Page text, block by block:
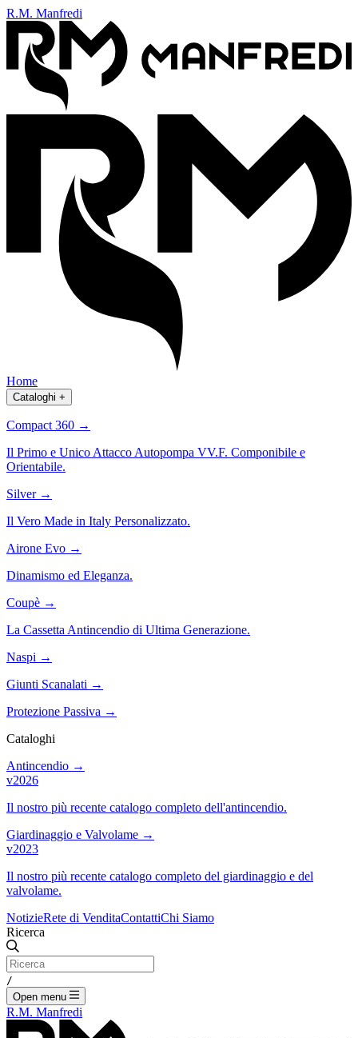
R.M. Manfredi
Home
Cataloghi +
Compact 360 →
Il Primo e Unico Attacco Autopompa VV.F. Componibile e
Orientabile.
Silver →
Il Vero Made in Italy Personalizzato.
Airone Evo →
Dinamismo ed Eleganza.
Coupè →
La Cassetta Antincendio di Ultima Generazione.
Naspi →
Giunti Scanalati →
Protezione Passiva →
Cataloghi
Antincendio →
v2026
Il nostro più recente catalogo completo dell'antincendio.
Giardinaggio e Valvolame →
v2023
Il nostro più recente catalogo completo del giardinaggio e del
valvolame.
NotizieRete di VenditaContattiChi Siamo
Ricerca
/
Open menu
R.M. Manfredi